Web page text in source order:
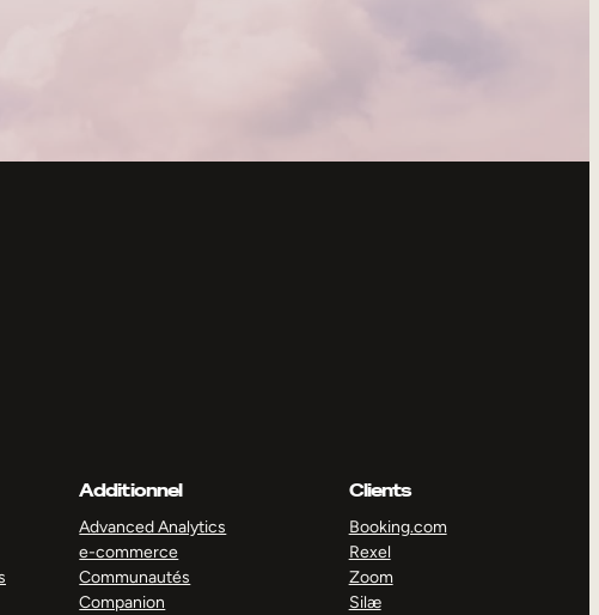
Additionnel
Advanced Analytics
e-commerce
Communautés
Companion
Clients
Booking.com
Rexel
Zoom
Silæ